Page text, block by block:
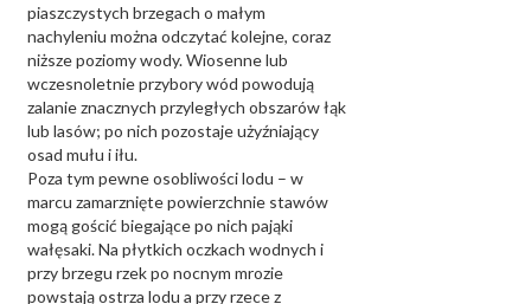
piaszczystych brzegach o małym
nachyleniu można odczytać kolejne, coraz
niższe poziomy wody. Wiosenne lub
wczesnoletnie przybory wód powodują
zalanie znacznych przyległych obszarów łąk
lub lasów; po nich pozostaje użyźniający
osad mułu i iłu.
Poza tym pewne osobliwości lodu – w
marcu zamarznięte powierzchnie stawów
mogą gościć biegające po nich pająki
wałęsaki. Na płytkich oczkach wodnych i
przy brzegu rzek po nocnym mrozie
powstają ostrza lodu a przy rzece z